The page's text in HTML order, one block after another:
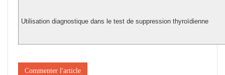
Utilisation diagnostique dans le test de suppression thyroïdienne
Commenter l'article